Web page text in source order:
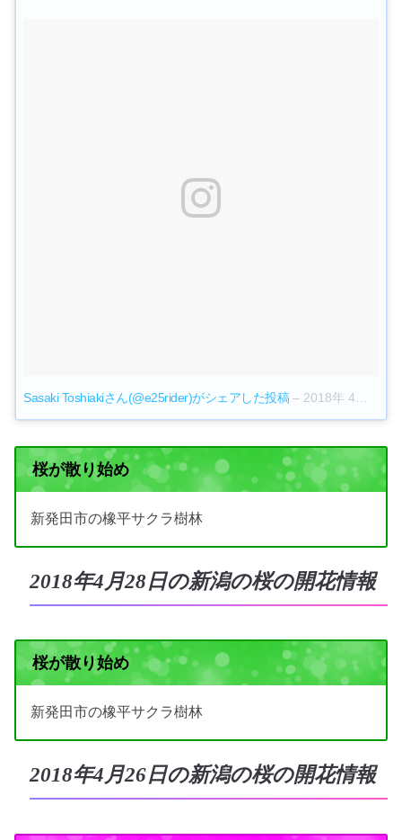
Sasaki Toshiakiさん(@e25rider)がシェアした投稿– 2018年 4月月29日午後8時35分PDT
桜が散り始め
新発田市の橡平サクラ樹林
2018年4月28日の新潟の桜の開花情報
桜が散り始め
新発田市の橡平サクラ樹林
2018年4月26日の新潟の桜の開花情報